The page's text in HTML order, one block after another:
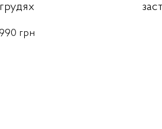
грудях
990 грн